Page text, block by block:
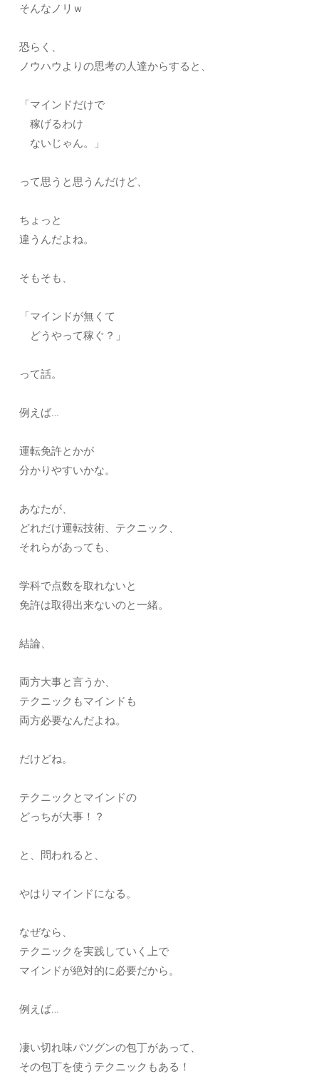
そんなノリｗ
恐らく、
ノウハウよりの思考の人達からすると、
「マインドだけで
稼げるわけ
ないじゃん。」
って思うと思うんだけど、
ちょっと
違うんだよね。
そもそも、
「マインドが無くて
どうやって稼ぐ？」
って話。
例えば…
運転免許とかが
分かりやすいかな。
あなたが、
どれだけ運転技術、テクニック、
それらがあっても、
学科で点数を取れないと
免許は取得出来ないのと一緒。
結論、
両方大事と言うか、
テクニックもマインドも
両方必要なんだよね。
だけどね。
テクニックとマインドの
どっちが大事！？
と、問われると、
やはりマインドになる。
なぜなら、
テクニックを実践していく上で
マインドが絶対的に必要だから。
例えば…
凄い切れ味バツグンの包丁があって、
その包丁を使うテクニックもある！